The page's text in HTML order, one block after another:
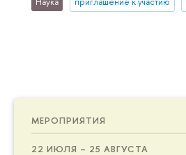
МЕРОПРИЯТИЯ
22 ИЮЛЯ – 25 АВГУСТА